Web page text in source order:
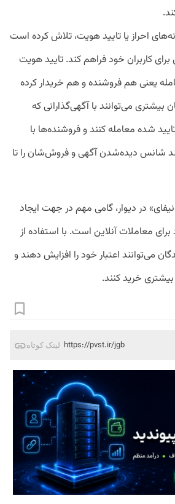
احراز یا تایید هویت، تلاش کرده است
کاربران خود فراهم کند. تایید هویت
یعنی هم فروشنده و هم خریدار کرده
بیشتری می‌توانند با آگهی‌گذارانی که
شده معامله کنند و فروشنده‌ها با
شانس دیده‌شدن آگهی و فروش‌شان را تا
در دیوار، گامی مهم در جهت ایجاد
معاملات آنلاین است. با استفاده از
می‌توانند اعتبار خود را افزایش دهند و
خرید کنند.
لینک کوتاه https://pvst.ir/jgb